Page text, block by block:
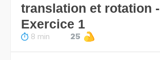
translation et rotation -
Exercice 1
8 min 25